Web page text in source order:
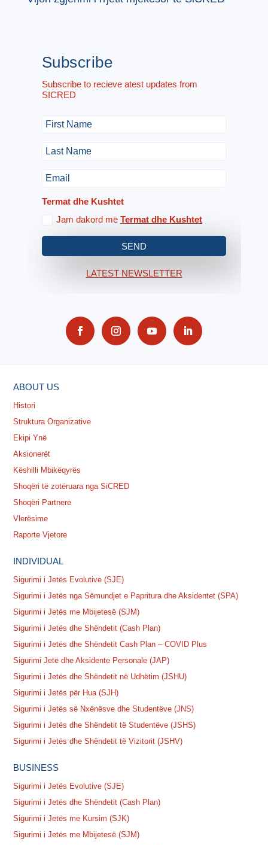
Subscribe
Subscribe to recieve atest updates from
SICRED
Termat dhe Kushtet
Jam dakord me Termat dhe Kushtet
SEND
LATEST NEWSLETTER
ABOUT US
Histori
Struktura Organizative
Ekipi Ynë
Aksionerët
Këshilli Mbikëqyrës
Shoqëri të zotëruara nga SiCRED
Shoqëri Partnere
Vlerësime
Raporte Vjetore
INDIVIDUAL
Sigurimi i Jetës Evolutive (SJE)
Sigurimi i Jetës nga Sëmundjet e Papritura dhe Aksidentet (SPA)
Sigurimi i Jetës me Mbijetesë (SJM)
Sigurimi i Jetës dhe Shëndetit (Cash Plan)
Sigurimi i Jetës dhe Shëndetit Cash Plan – COVID Plus
Sigurimi Jetë dhe Aksidente Personale (JAP)
Sigurimi i Jetës dhe Shëndetit në Udhëtim (JSHU)
Sigurimi i Jetës për Hua (SJH)
Sigurimi i Jetës së Nxënësve dhe Studentëve (JNS)
Sigurimi i Jetës dhe Shëndetit të Studentëve (JSHS)
Sigurimi i Jetës dhe Shëndetit të Vizitorit (JSHV)
BUSINESS
Sigurimi i Jetës Evolutive (SJE)
Sigurimi i Jetës dhe Shëndetit (Cash Plan)
Sigurimi i Jetës me Kursim (SJK)
Sigurimi i Jetës me Mbijetesë (SJM)